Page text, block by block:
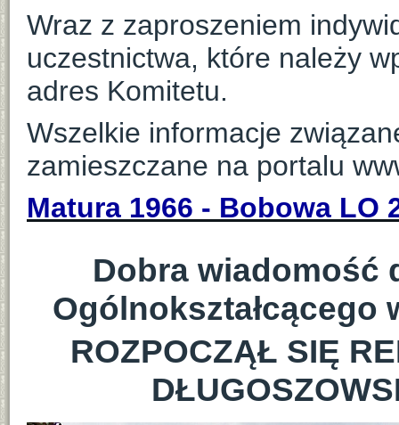
Wraz z zaproszeniem
uczestnictwa, które należy
adres Komitetu.
Wszelkie informacje
zamieszczane na portalu
Matura 1966 - Bobowa LO
Dobra wiadomość
Ogólnokształcącego
ROZPOCZĄŁ SIĘ